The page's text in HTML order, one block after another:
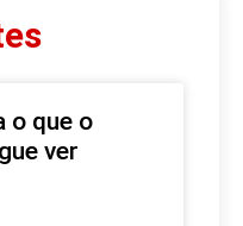
o que o
ver